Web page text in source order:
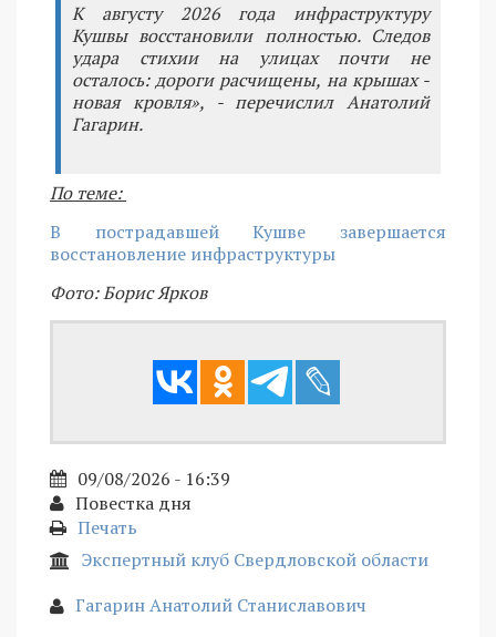
К августу 2026 года инфраструктуру
Кушвы восстановили полностью. Следов
удара стихии на улицах почти не
осталось: дороги расчищены, на крышах -
новая кровля», - перечислил Анатолий
Гагарин.
По теме:
В пострадавшей Кушве завершается
восстановление инфраструктуры
Фото: Борис Ярков
09/08/2026 - 16:39
Повестка дня
Печать
Экспертный клуб Свердловской области
Гагарин Анатолий Станиславович